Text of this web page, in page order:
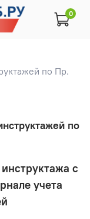
0
по Пр.
по
с
учета